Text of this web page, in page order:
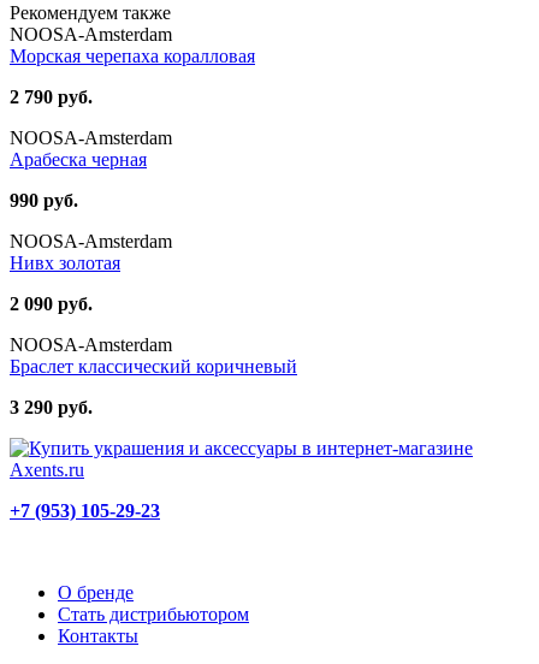
Рекомендуем также
NOOSA-Amsterdam
Морская черепаха коралловая
2 790 руб.
NOOSA-Amsterdam
Арабеска черная
990 руб.
NOOSA-Amsterdam
Нивх золотая
2 090 руб.
NOOSA-Amsterdam
Браслет классический коричневый
3 290 руб.
+7 (953) 105-29-23
О бренде
Стать дистрибьютором
Контакты